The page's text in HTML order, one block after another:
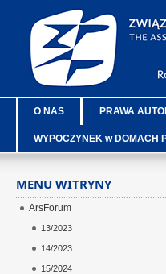
O NAS PRAWA
WYPOCZYNEK w DOMACH
MENU WITRYNY
ArsForum
13/2023
14/2023
15/2024